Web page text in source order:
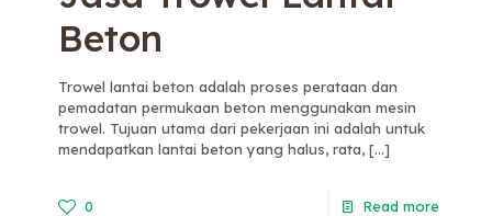
Beton
Trowel lantai beton adalah proses perataan dan
pemadatan permukaan beton menggunakan mesin
trowel. Tujuan utama dari pekerjaan ini adalah untuk
mendapatkan lantai beton yang halus, rata, […]
0 Read more